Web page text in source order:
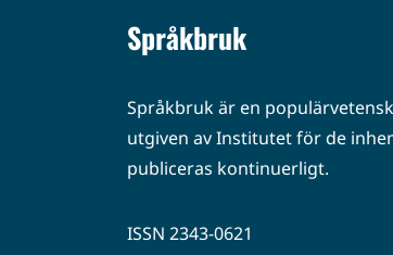
Språkbruk
Språkbruk är en
utgiven av Institutet för de
publiceras kontinuerligt.
ISSN 2343-0621